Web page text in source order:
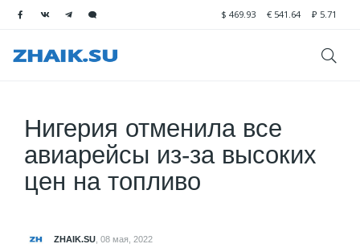
$ 469.93 € 541.64 ₽ 5.71
Нигерия отменила все
авиарейсы из-за высоких
цен на топливо
ZHAIK.SU 08 мая, 2022